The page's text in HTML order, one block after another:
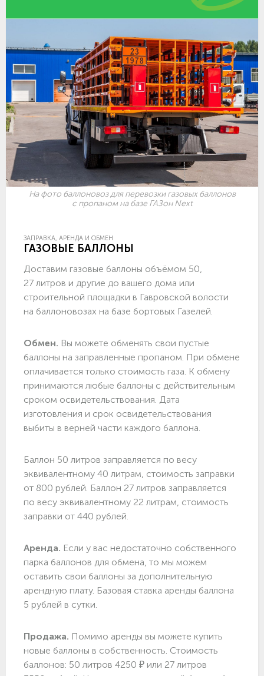
На фото баллоновоз для перевозки газовых баллонов
с пропаном на базе ГАЗон Next
ЗАПРАВКА, АРЕНДА И ОБМЕН
ГАЗОВЫЕ БАЛЛОНЫ
Доставим газовые баллоны объёмом 50,
27 литров и другие до вашего дома или
строительной площадки в Гавровской волости
на баллоновозах на базе бортовых Газелей.
Обмен. Вы можете обменять свои пустые
баллоны на заправленные пропаном. При обмене
оплачивается только стоимость газа. К обмену
принимаются любые баллоны с действительным
сроком освидетельствования. Дата
изготовления и срок освидетельствования
выбиты в верней части каждого баллона.
Баллон 50 литров заправляется по весу
эквивалентному 40 литрам, стоимость заправки
от 800 рублей. Баллон 27 литров заправляется
по весу эквивалентному 22 литрам, стоимость
заправки от 440 рублей.
Аренда. Если у вас недостаточно собственного
парка баллонов для обмена, то мы можем
оставить свои баллоны за дополнительную
арендную плату. Базовая ставка аренды баллона
5 рублей в сутки.
Продажа. Помимо аренды вы можете купить
новые баллоны в собственность. Стоимость
баллонов: 50 литров 4250 ₽ или 27 литров